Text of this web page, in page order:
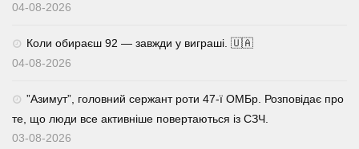
04-08-2026
Коли обираєш 92 — завжди у виграші. 🇺🇦
04-08-2026
⁨”Азимут”, головний сержант роти 47-ї ОМБр. Розповідає про
те, що люди все активніше повертаються із СЗЧ.
03-08-2026